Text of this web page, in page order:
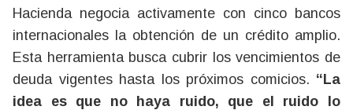
Hacienda negocia activamente con cinco bancos
internacionales la obtención de un crédito amplio.
Esta herramienta busca cubrir los vencimientos de
deuda vigentes hasta los próximos comicios. “La
idea es que no haya ruido, que el ruido lo